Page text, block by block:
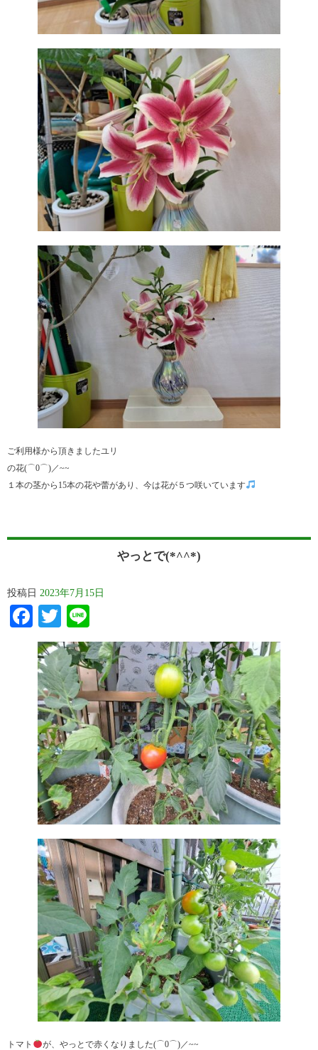
ご利用様から頂きましたユリ
の花(⌒0⌒)／~~
１本の茎から15本の花や蕾があり、今は花が５つ咲いています
やっとで(*^^*)
投稿日 2023年7月15日
Facebook
Twitter
トマト
が、やっとで赤くなりました(⌒0⌒)／~~